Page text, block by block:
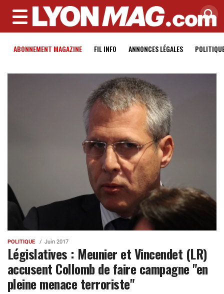
MENU
ABONNEMENT MAGAZINE FIL INFO ANNONCES LÉGALES
POLITIQUE Juin 2017
Législatives : Meunier et Vincendet (LR)
accusent Collomb de faire campagne "en
pleine menace terroriste"